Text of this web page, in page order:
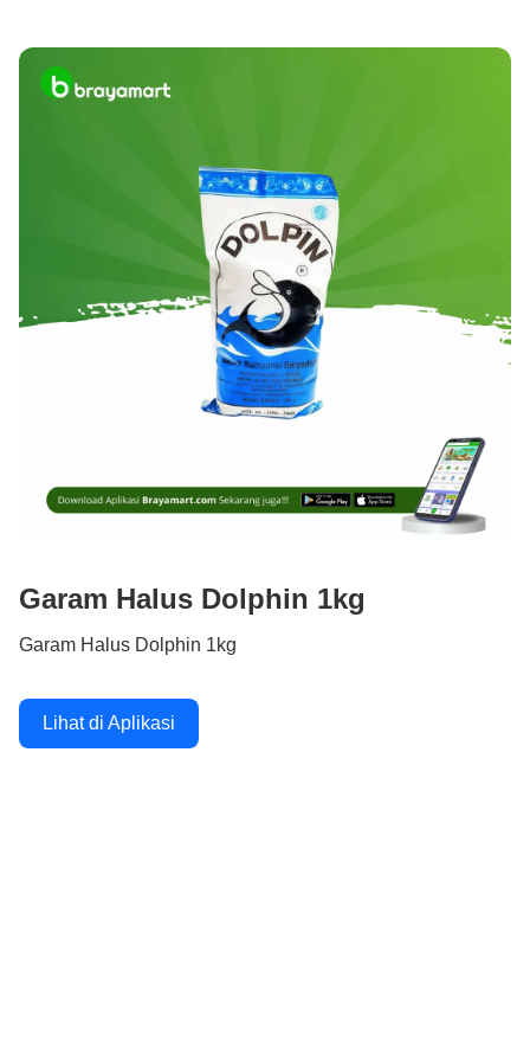
Garam Halus Dolphin 1kg
Garam Halus Dolphin 1kg
Lihat di Aplikasi